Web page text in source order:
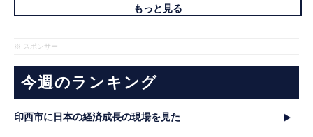
もっと見る
※ スポンサー
今週のランキング
印西市に日本の経済成長の現場を見た